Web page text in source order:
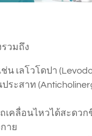
วมถึง
น เลโวโดปา
ะสาท
เคลื่อนไหวได้สะดว
าย